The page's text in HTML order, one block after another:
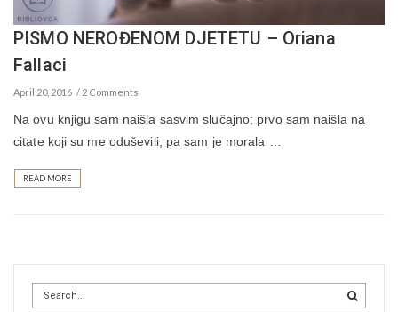
PISMO NEROĐENOM DJETETU – Oriana
Fallaci
April 20, 2016 2 Comments
Na ovu knjigu sam naišla sasvim slučajno; prvo sam naišla na
citate koji su me oduševili, pa sam je morala …
READ MORE